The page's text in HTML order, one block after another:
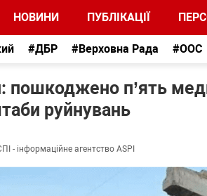
НОВИНИ ПУБЛІКАЦІЇ
#ДБР #Верховна Рада #ООС
пошкоджено п’ять
руйнувань
- інформаційне агентство ASPI